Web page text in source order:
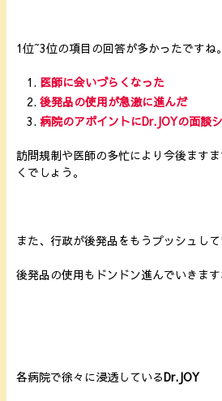
1位~3位の項目の回答が多かったですね。
医師に会いづらくなった
後発品の使用が急激に進んだ
病院のアポイントにDr.JOYの面談
訪問規制や医師の多忙により今後ます
くでしょう。
また、行政が後発品をもうプッシュし
後発品の使用もドンドン進んでいきます
各病院で徐々に浸透しているDr.JOY